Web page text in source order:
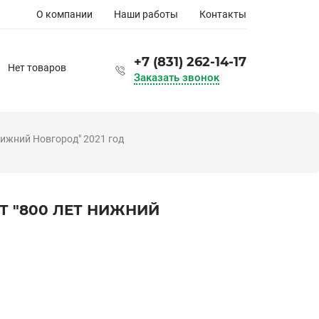
Основная
О компании Наши работы Контакты
Нет товаров +7 (831) 262-14-17
Заказать звонок
Новгород" 2021 год
"800 ЛЕТ НИЖНИЙ